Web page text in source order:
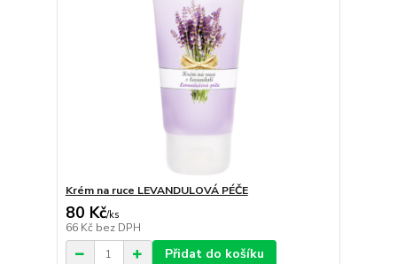
Krém na ruce LEVANDULOVÁ PÉČE
80 Kč/ks
66 Kč bez DPH
Přidat do košíku